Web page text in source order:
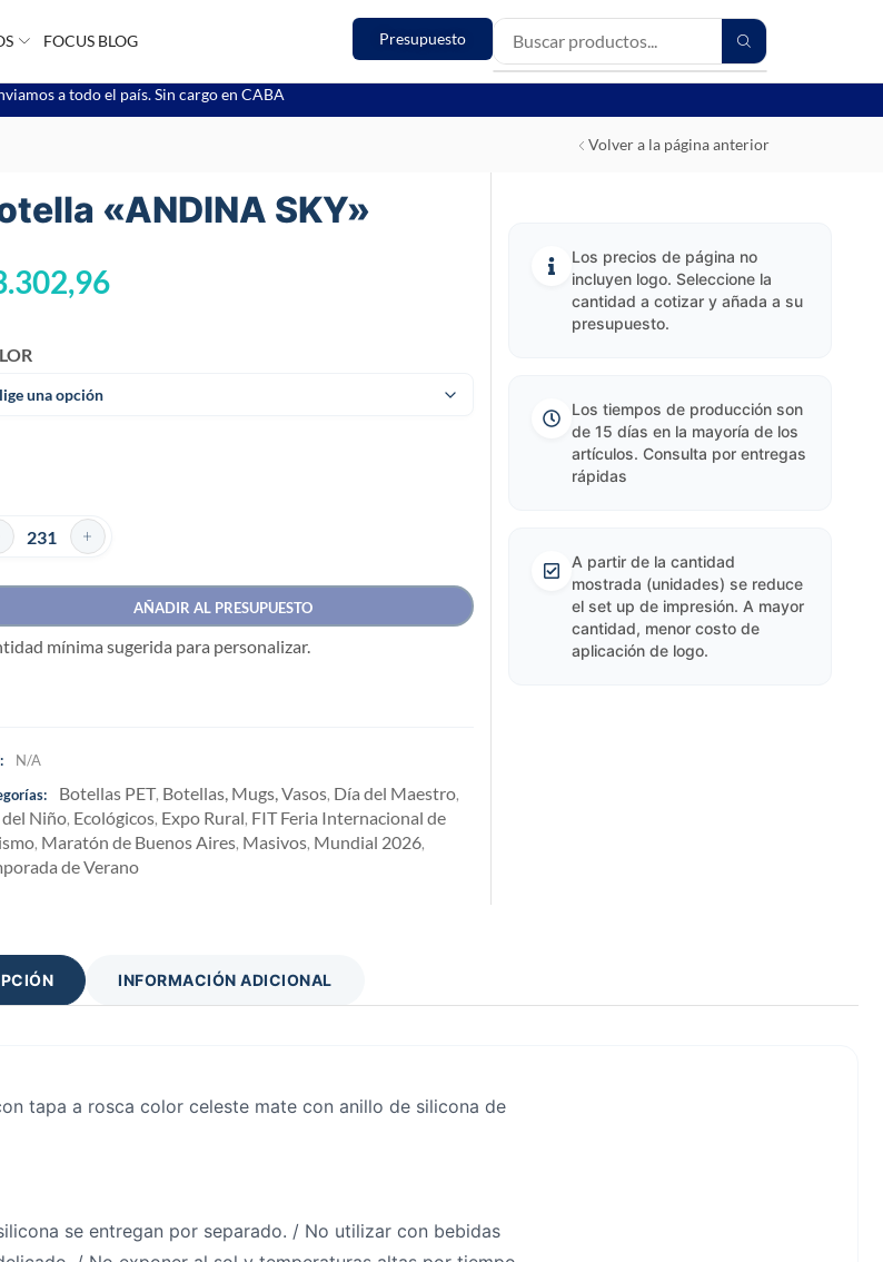
FOCUS BLOG Presupuesto
a todo el país. Sin cargo en CABA
Volver a la página anterior
«ANDINA SKY»
AÑADIR AL PRESUPUESTO
mínima sugerida para personalizar.
N/A
Botellas PET, Botellas, Mugs, Vasos, Día del Maestro,
Niño, Ecológicos, Expo Rural, FIT Feria Internacional de
, Maratón de Buenos Aires, Masivos, Mundial 2026,
de Verano
Los precios de página no
incluyen logo. Seleccione la
cantidad a cotizar y añada a su
presupuesto.
Los tiempos de producción son
de 15 días en la mayoría de los
artículos. Consulta por entregas
rápidas
A partir de la cantidad
mostrada (unidades) se reduce
el set up de impresión. A mayor
cantidad, menor costo de
aplicación de logo.
INFORMACIÓN ADICIONAL
tapa a rosca color celeste mate con anillo de silicona de
se entregan por separado. / No utilizar con bebidas